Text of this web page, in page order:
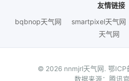
友情链接
bqbnop天气网
smartpixel天气网
天气网
© 2026 nnmjrl天气网. 鄂ICP
数据来源：腾讯